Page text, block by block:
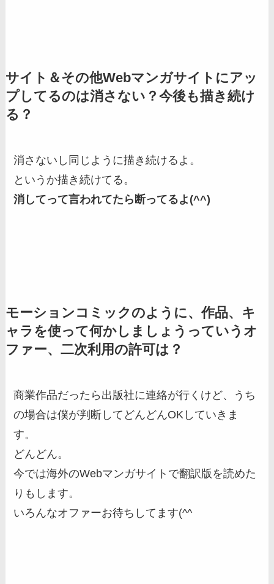
サイト＆その他Webマンガサイトにアッ
プしてるのは消さない？今後も描き続け
る？
消さないし同じように描き続けるよ。
というか描き続けてる。
消してって言われてたら断ってるよ(^^)
モーションコミックのように、作品、キ
ャラを使って何かしましょうっていうオ
ファー、二次利用の許可は？
商業作品だったら出版社に連絡が行くけど、うち
の場合は僕が判断してどんどんOKしていきま
す。
どんどん。
今では海外のWebマンガサイトで翻訳版を読めた
りもします。
いろんなオファーお待ちしてます(^^ゞ